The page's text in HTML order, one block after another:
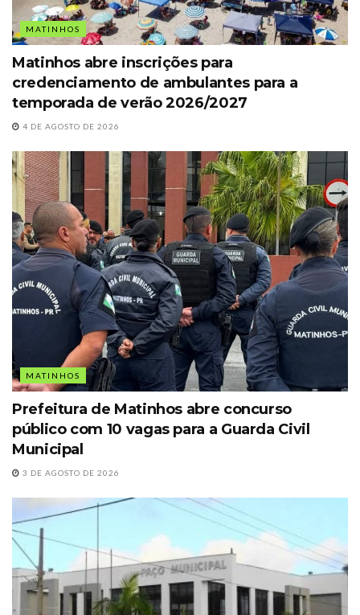
MATINHOS
Matinhos abre inscrições para
credenciamento de ambulantes para a
temporada de verão 2026/2027
4 DE AGOSTO DE 2026
MATINHOS
Prefeitura de Matinhos abre concurso
público com 10 vagas para a Guarda Civil
Municipal
3 DE AGOSTO DE 2026